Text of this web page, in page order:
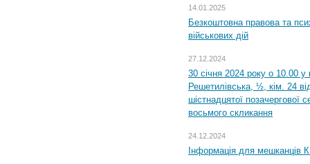
14.01.2025
Безкоштовна правова та
військових дій
27.12.2024
30 січня 2024 року о 10.00 у
Решетилівська, ½, кім. 24
шістнадцятої позачергової
восьмого скликання
24.12.2024
Інформація для мешканців